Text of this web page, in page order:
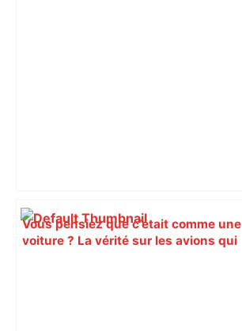
Vous pensiez que c’était comme une
voiture ? La vérité sur les avions qui